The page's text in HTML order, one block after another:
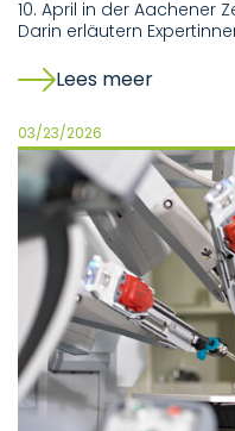
10. April in der Aachener
Darin erläutern
Lees meer
03/23/2026